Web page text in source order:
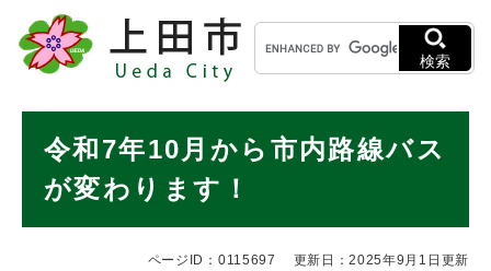
メニューを飛ばして本文へ
キ
ー
ワ
検
検索
令和7年10月から市内路線バス
が変わります！
ページID：0115697 更新日：2025年9月1日更新